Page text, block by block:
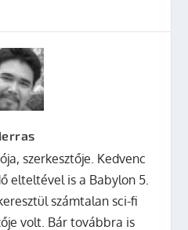
szerkesztője. Kedvenc
elteltével is a Babylon 5.
számtalan sci-fi
volt. Bár továbbra is